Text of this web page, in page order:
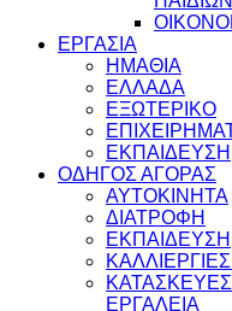
ΕΡΓΑΣΙΑ
ΗΜΑΘΙΑ
ΕΛΛΑΔΑ
ΕΞΩΤΕΡΙΚΟ
ΕΚΠΑΙΔΕΥΣΗ
ΟΔΗΓΟΣ ΑΓΟΡΑΣ
ΑΥΤΟΚΙΝΗΤΑ
ΔΙΑΤΡΟΦΗ
ΕΚΠΑΙΔΕΥΣΗ
ΕΡΓΑΛΕΙΑ